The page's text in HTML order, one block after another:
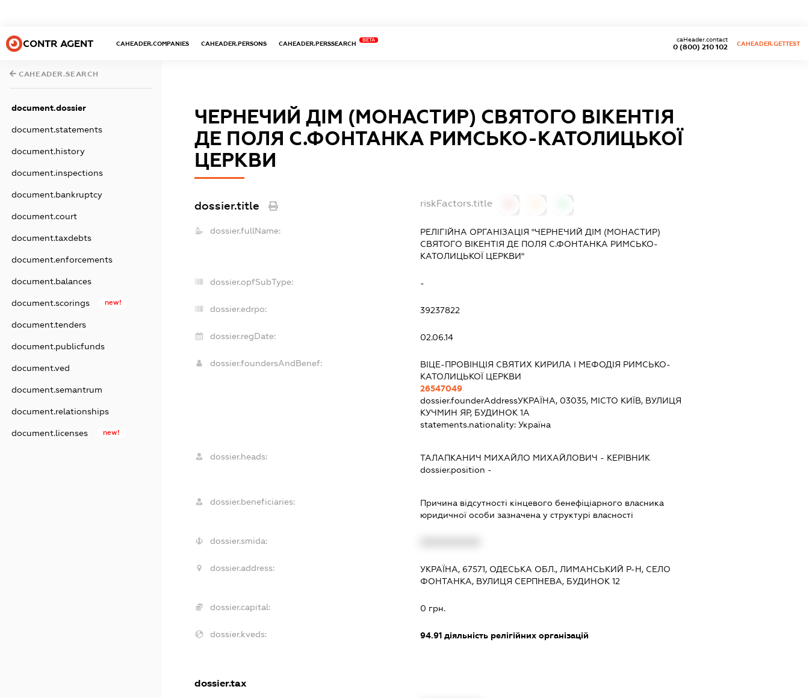
CONTR AGENT CAHEADER.COMPANIES CAHEADER.PERSONS CAHEADER.PERSSEARCH
BETA
0 (800) 210 102
caHeader.contact
CAHEADER.GETTEST
CAHEADER.SEARCH
document.dossier
document.statements
document.history
document.inspections
document.bankruptcy
document.court
document.taxdebts
document.enforcements
document.balances
document.scorings new!
document.tenders
document.publicfunds
document.ved
document.semantrum
document.relationships
document.licenses new!
ЧЕРНЕЧИЙ ДІМ (МОНАСТИР) СВЯТОГО ВІКЕНТІЯ
ДЕ ПОЛЯ С.ФОНТАНКА РИМСЬКО-КАТОЛИЦЬКОЇ
ЦЕРКВИ
dossier.title riskFactors.title
dossier.fullName:
РЕЛІГІЙНА ОРГАНІЗАЦІЯ "ЧЕРНЕЧИЙ ДІМ (МОНАСТИР)
СВЯТОГО ВІКЕНТІЯ ДЕ ПОЛЯ С.ФОНТАНКА РИМСЬКО-
КАТОЛИЦЬКОЇ ЦЕРКВИ"
dossier.opfSubType: -
dossier.edrpo: 39237822
dossier.regDate: 02.06.14
dossier.foundersAndBenef:
ВІЦЕ-ПРОВІНЦІЯ СВЯТИХ КИРИЛА І МЕФОДІЯ РИМСЬКО-
КАТОЛИЦЬКОЇ ЦЕРКВИ
26547049
dossier.founderAddressУКРАЇНА, 03035, МІСТО КИЇВ, ВУЛИЦЯ
КУЧМИН ЯР, БУДИНОК 1А
statements.nationality: Україна
dossier.heads: ТАЛАПКАНИЧ МИХАЙЛО МИХАЙЛОВИЧ - КЕРІВНИК
dossier.position -
dossier.beneficiaries:
Причина відсутності кінцевого бенефіціарного власника
юридичної особи зазначена у структурі власності
dossier.smida:
dossier.address:
УКРАЇНА, 67571, ОДЕСЬКА ОБЛ., ЛИМАНСЬКИЙ Р-Н, СЕЛО
ФОНТАНКА, ВУЛИЦЯ СЕРПНЕВА, БУДИНОК 12
dossier.capital: 0 грн.
dossier.kveds: 94.91діяльність релігійних організацій
dossier.tax